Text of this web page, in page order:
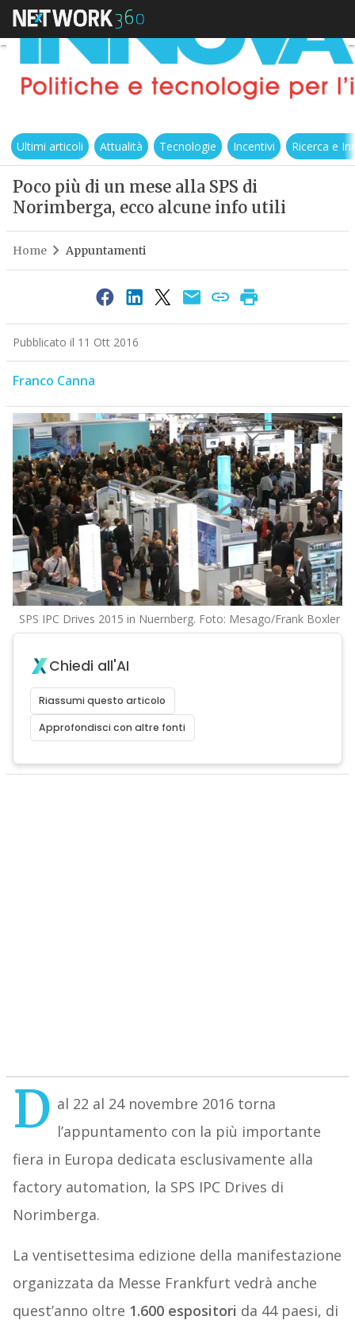
Ultimi articoli Attualità Tecnologie Incentivi Ricerca e
Poco più di un mese alla SPS di
Norimberga, ecco alcune info utili
Home Appuntamenti
Pubblicato il 11 Ott 2016
Franco Canna
SPS IPC Drives 2015 in Nuernberg. Foto: Mesago/Frank Boxler
Chiedi all'AI
Riassumi questo articolo
Approfondisci con altre fonti
D al 22 al 24 novembre 2016 torna
l’appuntamento con la più importante
fiera in Europa dedicata esclusivamente alla
factory automation, la SPS IPC Drives di
Norimberga.
La ventisettesima edizione della manifestazione
organizzata da Messe Frankfurt vedrà anche
quest’anno oltre 1.600 espositori da 44 paesi, di